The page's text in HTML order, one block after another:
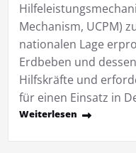
Mechanism, UCPM)
nationalen Lage
Erdbeben und
Hilfskräfte und
für einen Einsatz in
Weiterlesen